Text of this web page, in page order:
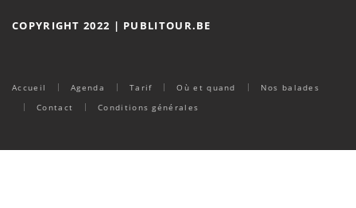
COPYRIGHT 2022 | PUBLITOUR.BE
Accueil Agenda Tarif Où et quand
Nos balades
Contact
Conditions générales